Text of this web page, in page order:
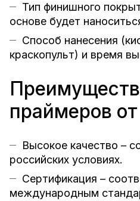
Тип финишного
основе будет
Способ нанесения
краскопульт) и время
праймеров
Высокое качество –
российских условиях.
Сертификация –
международным